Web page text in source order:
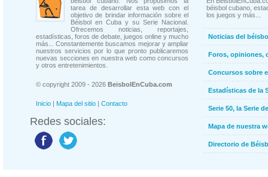
tarea de desarrollar esta web con el
objetivo de brindar información sobre el
Béisbol en Cuba y su Serie Nacional.
Ofrecemos noticias, reportajes,
estadísticas, foros de debate, juegos online y mucho
más... Constantemente buscamos mejorar y ampliar
nuestros servicios por lo que pronto publicaremos
nuevas secciones en nuestra web como concursos
y otros entretenimientos.
© copyright 2009 - 2026 BeisbolEnCuba.com
Inicio | Mapa del sitio | Contacto
Redes sociales:
béisbol cubano,
los juegos y más...
Noticias del
Foros, opiniones,
Concursos sobre
Estadísticas de la
Serie 50, la Serie
Mapa de nuestra
Directorio de